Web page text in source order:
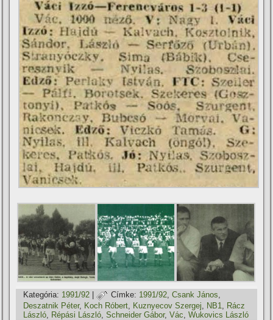
Kategória: 1991/92 | Címke: 1991/92,Csank János,
Deszatnik Péter, Koch Róbert Kuznyecov Szergej NB1
Rácz
László Répási László ,Schneider Gábor,Vác ,Wukovics László